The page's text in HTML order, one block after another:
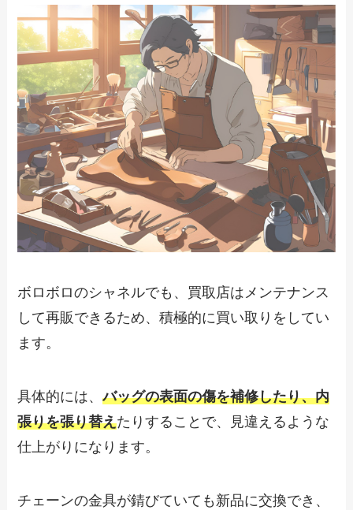
ボロボロのシャネルでも、買取店はメンテナンス
して再販できるため、積極的に買い取りをしてい
ます。
具体的には、バッグの表面の傷を補修したり、内
張りを張り替えたりすることで、見違えるような
仕上がりになります。
チェーンの金具が錆びていても新品に交換でき、